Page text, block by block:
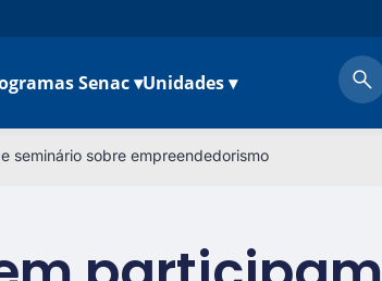
Senac ▾Unidades ▾
seminário sobre empreendedorismo